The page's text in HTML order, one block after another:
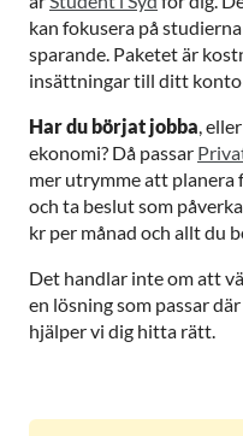
kan fokusera på
sparande. Paketet är
insättningar till ditt konto
Har du börjat jobba,
ekonomi? Då passar
mer utrymme att planera
och ta beslut som
kr per månad och allt du
Det handlar inte om att
en lösning som passar
hjälper vi dig hitta rätt.